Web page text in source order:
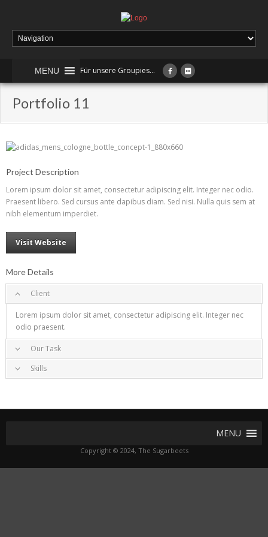
MENU Für unsere Groupies...
Portfolio 11
Project Description
Lorem ipsum dolor sit amet, consectetur adipiscing elit. Integer nec odio.
Praesent libero. Sed cursus ante dapibus diam. Sed nisi. Nulla quis sem at
nibh elementum imperdiet.
Visit Website
More Details
Client
Lorem ipsum dolor sit amet, consectetur adipiscing elit. Integer nec
odio praesent.
Our Task
Project completed on Duis sagittis ipsum. Praesent mauris. Fusce nec
tellus sed augue semper porta. Mauris massa. Vestibulum lacinia arcu
Skills
MENU
Copyright © 2024, The Sugarbeets